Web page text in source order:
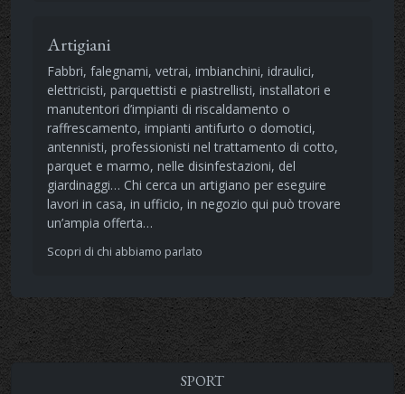
Artigiani
Fabbri, falegnami, vetrai, imbianchini, idraulici,
elettricisti, parquettisti e piastrellisti, installatori e
manutentori d’impianti di riscaldamento o
raffrescamento, impianti antifurto o domotici,
antennisti, professionisti nel trattamento di cotto,
parquet e marmo, nelle disinfestazioni, del
giardinaggi… Chi cerca un artigiano per eseguire
lavori in casa, in ufficio, in negozio qui può trovare
un’ampia offerta…
Scopri di chi abbiamo parlato
SPORT